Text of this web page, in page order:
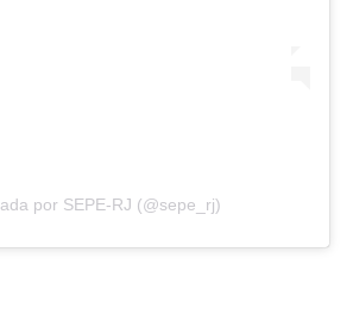
por SEPE-RJ (@sepe_rj)